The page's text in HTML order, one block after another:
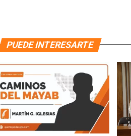
PUEDE INTERESARTE